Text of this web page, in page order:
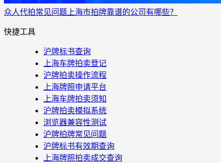
众人代拍常见问题 上海市拍牌靠谱的公司有哪些？
快捷工具
沪牌标书查询
上海车牌拍卖登记
沪牌拍卖操作流程
上海牌照申请平台
上海车牌拍卖须知
沪牌拍卖模拟系统
浏览器兼容性测试
沪牌拍牌常见问题
沪牌标书有效期查询
上海牌照拍卖成交查询